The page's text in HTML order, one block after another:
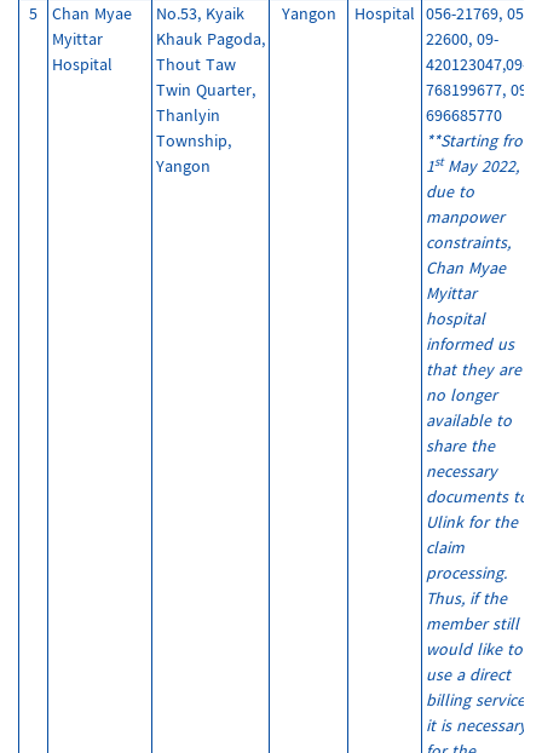
5 Chan Myae
Myittar
Hospital
No.53, Kyaik
Khauk Pagoda,
Thout Taw
Twin Quarter,
Thanlyin
Township,
Yangon
Yangon Hospital 056-21769, 056-
22600, 09-
420123047,09-
768199677, 09-
696685770
**Starting from
1stMay 2022,
due to
manpower
constraints,
Chan Myae
Myittar
hospital
informed us
that they are
no longer
available to
share the
necessary
documents to
Ulink for the
claim
processing.
Thus, if the
member still
would like to
use a direct
billing service,
it is necessary